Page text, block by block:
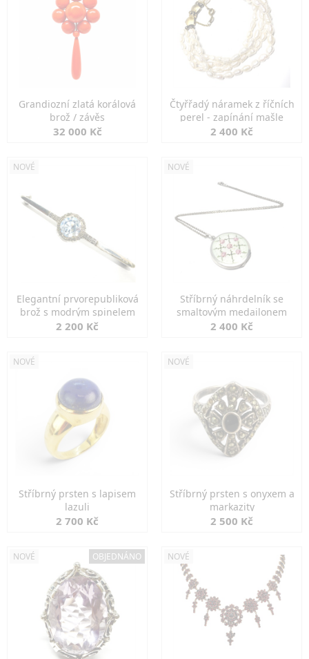
Grandiozní zlatá korálová
brož / závěs
32 000 Kč
Čtyřřadý náramek z říčních
perel - zapínání mašle
2 400 Kč
NOVÉ
Elegantní prvorepubliková
brož s modrým spinelem
2 200 Kč
NOVÉ
Stříbrný náhrdelník se
smaltovým medailonem
2 400 Kč
NOVÉ
Stříbrný prsten s lapisem
lazuli
2 700 Kč
NOVÉ
Stříbrný prsten s onyxem a
markazity
2 500 Kč
NOVÉ OBJEDNÁNO NOVÉ